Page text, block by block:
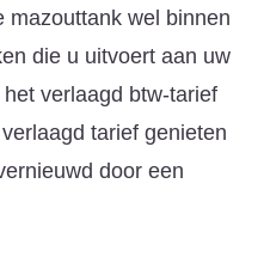
mazouttank wel binnen
die u uitvoert aan uw
verlaagd btw-tarief
tarief genieten
door een